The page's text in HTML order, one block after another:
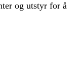
og utstyr for å